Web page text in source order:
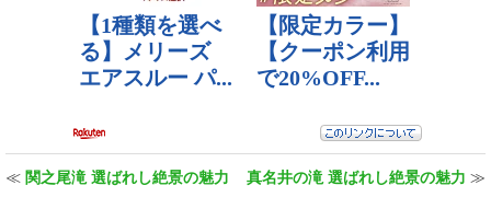
≪ 関之尾滝 選ばれし絶景の魅力 真名井の滝 選ばれし絶景の魅力 ≫